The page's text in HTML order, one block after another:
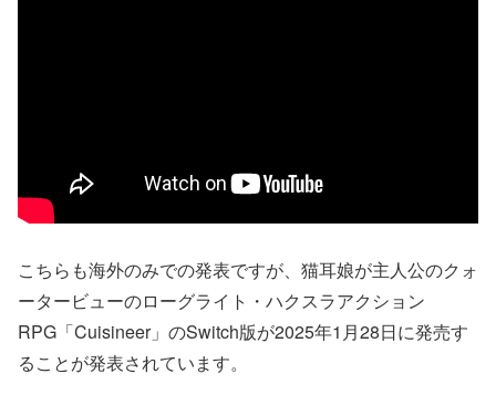
こちらも海外のみでの発表ですが、猫耳娘が主人公のクォ
ータービューのローグライト・ハクスラアクション
RPG「Cuisineer」のSwitch版が2025年1月28日に発売す
ることが発表されています。